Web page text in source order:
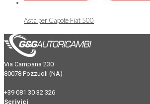
Asta per Capote Fiat 500
Via Campana 230
80078 Pozzuoli (NA)
+39 081 30 32 326
Scrivici